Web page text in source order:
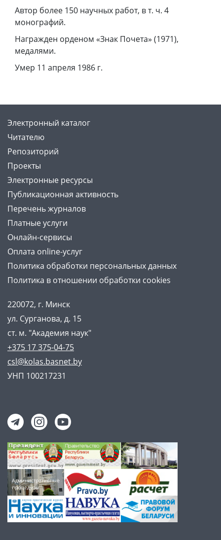
Автор более 150 научных работ, в т. ч. 4
монографий.
Награжден орденом «Знак Почета» (1971),
медалями.
Умер 11 апреля 1986 г.
Электронный каталог
Читателю
Репозиторий
Проекты
Электронные ресурсы
Публикационная активность
Перечень журналов
Платные услуги
Онлайн-сервисы
Оплата online-услуг
Политика обработки персональных данных
Политика в отношении обработки cookies
220072, г. Минск
ул. Сурганова, д. 15
ст. м. "Академия наук"
+375 17 375-04-75
csl@kolas.basnet.by
УНП 100217231